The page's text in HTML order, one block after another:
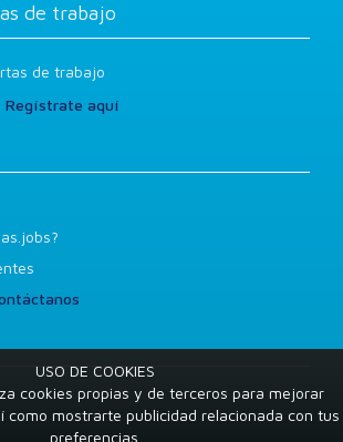
de trabajo
de trabajo
Regístrate aquí
USO DE COOKIES
cookies propias y de terceros para mejorar
como mostrarte publicidad relacionada con tus
preferencias.